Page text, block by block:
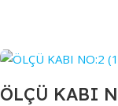
ÖLÇÜ KABI